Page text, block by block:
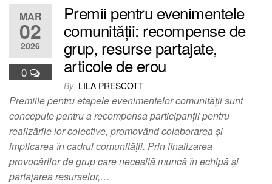
MAR
02
2026
0
Premii pentru evenimentele
comunității: recompense de
grup, resurse partajate,
articole de erou
By LILA PRESCOTT
Premiile pentru etapele evenimentelor comunității sunt
concepute pentru a recompensa participanții pentru
realizările lor colective, promovând colaborarea și
implicarea în cadrul comunității. Prin finalizarea
provocărilor de grup care necesită muncă în echipă și
partajarea resurselor,…